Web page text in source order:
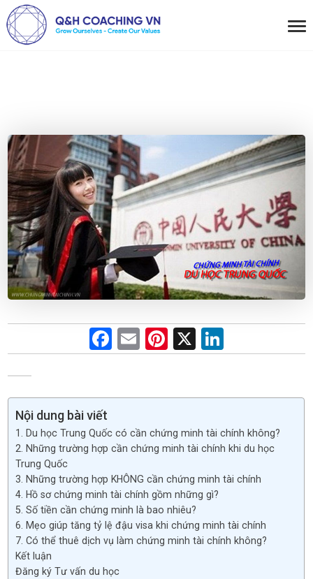
F
a
b
o
o
k
E
m
Pi
nt
es
t
X
n
dI
n
Nội dung bài viết
1. Du học Trung Quốc có cần chứng minh tài chính không?
2. Những trường hợp cần chứng minh tài chính khi du học
Trung Quốc
3. Những trường hợp KHÔNG cần chứng minh tài chính
4. Hồ sơ chứng minh tài chính gồm những gì?
5. Số tiền cần chứng minh là bao nhiêu?
6. Mẹo giúp tăng tỷ lệ đậu visa khi chứng minh tài chính
7. Có thể thuê dịch vụ làm chứng minh tài chính không?
Kết luận
Đăng ký Tư vấn du học